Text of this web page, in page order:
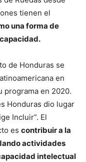
tienen el
una forma de
de Honduras se
en
programa en 2020.
Honduras dio lugar
Incluir”. El
es contribuir a la
actividades
intelectual